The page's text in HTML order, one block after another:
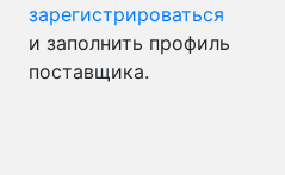
зарегистрироваться
и заполнить профиль
поставщика.